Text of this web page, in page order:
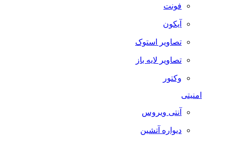
فونت
آیکون
تصاویر استوک
تصاویر لایه باز
وکتور
امنیتی
آنتی ویروس
دیواره آتشین